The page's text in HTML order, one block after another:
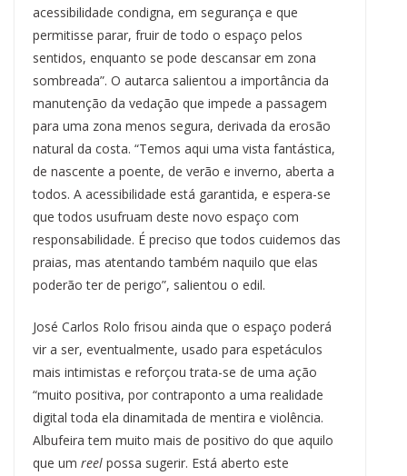
acessibilidade condigna, em segurança e que
permitisse parar, fruir de todo o espaço pelos
sentidos, enquanto se pode descansar em zona
sombreada”. O autarca salientou a importância da
manutenção da vedação que impede a passagem
para uma zona menos segura, derivada da erosão
natural da costa. “Temos aqui uma vista fantástica,
de nascente a poente, de verão e inverno, aberta a
todos. A acessibilidade está garantida, e espera-se
que todos usufruam deste novo espaço com
responsabilidade. É preciso que todos cuidemos das
praias, mas atentando também naquilo que elas
poderão ter de perigo”, salientou o edil.
José Carlos Rolo frisou ainda que o espaço poderá
vir a ser, eventualmente, usado para espetáculos
mais intimistas e reforçou trata-se de uma ação
“muito positiva, por contraponto a uma realidade
digital toda ela dinamitada de mentira e violência.
Albufeira tem muito mais de positivo do que aquilo
que um reel possa sugerir. Está aberto este